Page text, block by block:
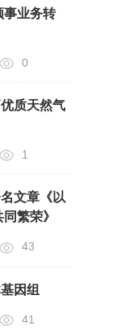
事业务转
0
质天然气
1
文章《以
繁荣》
43
因组
41